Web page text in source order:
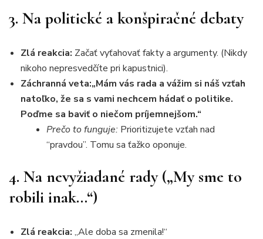
3. Na politické a konšpiračné debaty
Zlá reakcia: Začať vyťahovať fakty a argumenty. (Nikdy
nikoho nepresvedčíte pri kapustnici).
Záchranná veta:„Mám vás rada a vážim si náš vzťah
natoľko, že sa s vami nechcem hádať o politike.
Poďme sa baviť o niečom príjemnejšom.“
Prečo to funguje: Prioritizujete vzťah nad
“pravdou”. Tomu sa ťažko oponuje.
4. Na nevyžiadané rady („My sme to
robili inak…“)
Zlá reakcia: „Ale doba sa zmenila!“